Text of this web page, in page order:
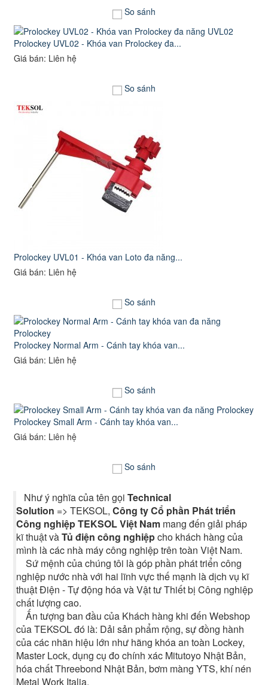
So sánh
Prolockey UVL02 - Khóa van Prolockey đa...
Giá bán: Liên hệ
So sánh
Prolockey UVL01 - Khóa van Loto đa năng...
Giá bán: Liên hệ
So sánh
Prolockey Normal Arm - Cánh tay khóa van...
Giá bán: Liên hệ
So sánh
Prolockey Small Arm - Cánh tay khóa van...
Giá bán: Liên hệ
So sánh
Như ý nghĩa của tên gọiTechnical
Solution => TEKSOL,Công ty Cổ phần Phát triển
Công nghiệp TEKSOL Việt Nam mang đến giải pháp
kĩ thuật vàTủ điện công nghiệpcho khách hàng của
mình là các nhà máy công nghiệp trên toàn Việt Nam.
Sứ mệnh của chúng tôi là góp phần phát triển công
nghiệp nước nhà với hai lĩnh vực thế mạnh là dịch vụ kĩ
thuật Điện - Tự động hóa và Vật tư Thiết bị Công nghiệp
chất lượng cao.
Ấn tượng ban đầu của Khách hàng khi đến Webshop
của TEKSOL đó là: Dải sản phẩm rộng, sự đồng hành
của các nhãn hiệu lớn như hãng khóa an toàn Lockey,
Master Lock, dụng cụ đo chính xác Mitutoyo Nhật Bản,
hóa chất Threebond Nhật Bản, bơm màng YTS, khí nén
Metal Work Italia.